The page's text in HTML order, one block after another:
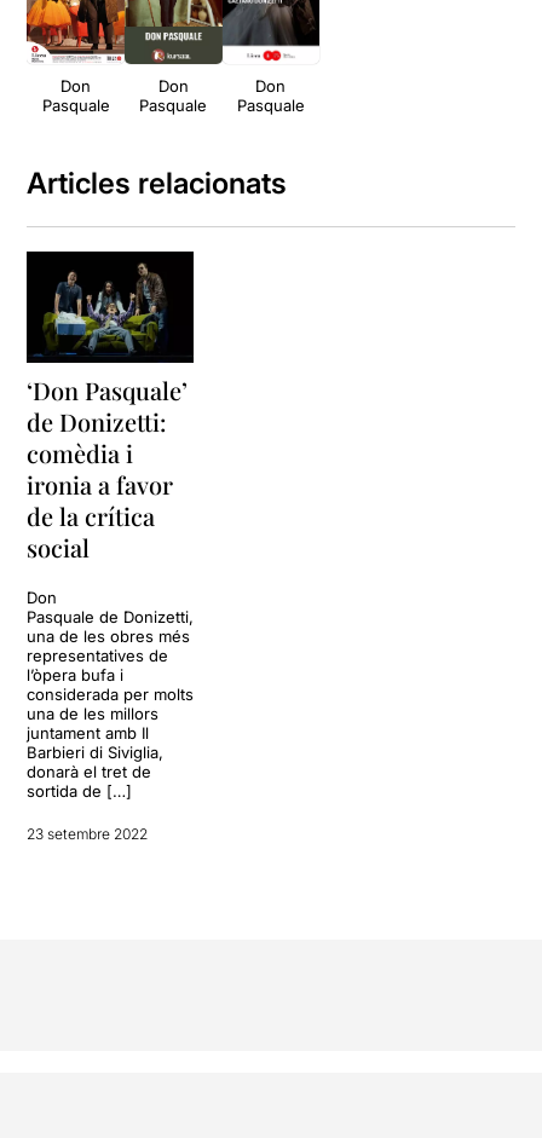
Don
Pasquale
Don
Pasquale
Don
Pasquale
Articles relacionats
‘Don Pasquale’
de Donizetti:
comèdia i
ironia a favor
de la crítica
social
Don
Pasquale de Donizetti,
una de les obres més
representatives de
l’òpera bufa i
considerada per molts
una de les millors
juntament amb Il
Barbieri di Siviglia,
donarà el tret de
sortida de […]
23 setembre 2022